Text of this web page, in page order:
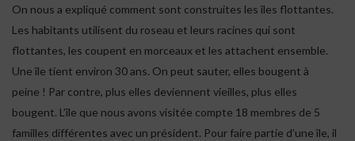
On nous a expliqué comment sont construites les îles flottantes.
Les habitants utilisent du roseau et leurs racines qui sont
flottantes, les coupent en morceaux et les attachent ensemble.
Une île tient environ 30 ans. On peut sauter, elles bougent à
peine ! Par contre, plus elles deviennent vieilles, plus elles
bougent. L’île que nous avons visitée compte 18 membres de 5
familles différentes avec un président. Pour faire partie d’une île, il